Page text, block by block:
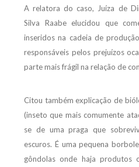
A relatora do caso, Juíza de
Silva Raabe elucidou que
inseridos na cadeia de
responsáveis pelos prejuízos
parte mais frágil na relação de
Citou também explicação de
(inseto que mais comumente
se de uma praga que
escuros. É uma pequena
gôndolas onde haja produtos